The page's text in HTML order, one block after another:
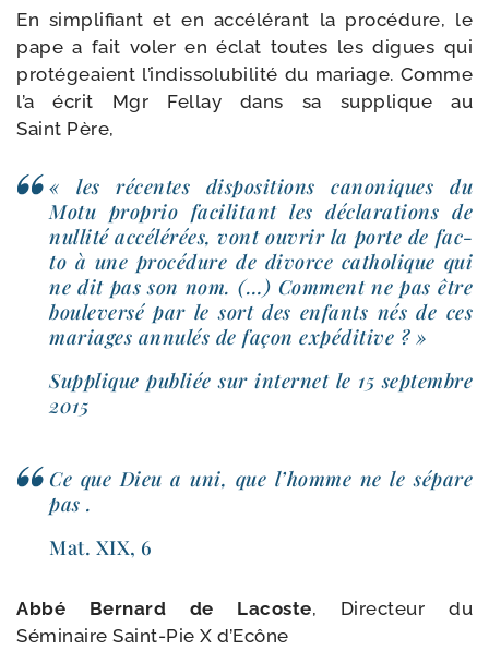
En sim­pli­fiant et en accé­lé­rant la pro­cé­dure, le
pape a fait voler en éclat toutes les digues qui
pro­té­geaient l’indissolubilité du mariage. Comme
l’a écrit Mgr Fellay dans sa sup­plique au
Saint Père,
« les récentes dis­po­si­tions cano­niques du
Motu pro­prio faci­li­tant les décla­ra­tions de
nul­li­té accé­lé­rées, vont ouvrir la porte de fac­
to à une pro­cé­dure de divorce catho­lique qui
ne dit pas son nom. (…) Comment ne pas être
bou­le­ver­sé par le sort des enfants nés de ces
mariages annu­lés de façon expéditive ? »
Supplique publiée sur inter­net le 15 sep­tembre
2015
Ce que Dieu a uni, que l’homme ne le sépare
pas .
Mat. XIX, 6
Abbé Bernard de Lacoste, Directeur du
Séminaire Saint-​Pie X d’Ecône